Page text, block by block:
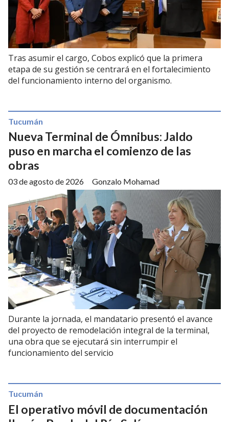
Tras asumir el cargo, Cobos explicó que la primera
etapa de su gestión se centrará en el fortalecimiento
del funcionamiento interno del organismo.
Nueva Terminal de Ómnibus: Jaldo
puso en marcha el comienzo de las
obras
Gonzalo Mohamad
Tucumán
03 de agosto de 2026
Durante la jornada, el mandatario presentó el avance
del proyecto de remodelación integral de la terminal,
una obra que se ejecutará sin interrumpir el
funcionamiento del servicio
El operativo móvil de documentación
Tucumán